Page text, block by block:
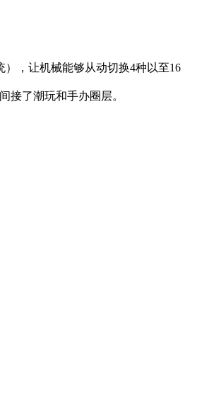
，让机械能够从动切换4种以至16
接了潮玩和手办圈层。